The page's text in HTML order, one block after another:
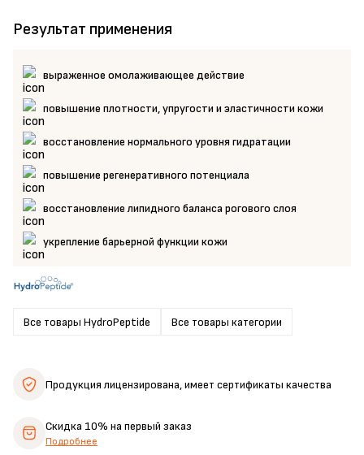
Результат применения
выраженное омолаживающее действие
повышение плотности, упругости и эластичности кожи
восстановление нормального уровня гидратации
повышение регенеративного потенциала
восстановление липидного баланса рогового слоя
укрепление барьерной функции кожи
Все товары HydroPeptide Все товары категории
Продукция лицензирована,имеет сертификаты качества
Скидка 10% на первый заказ
Подробнее